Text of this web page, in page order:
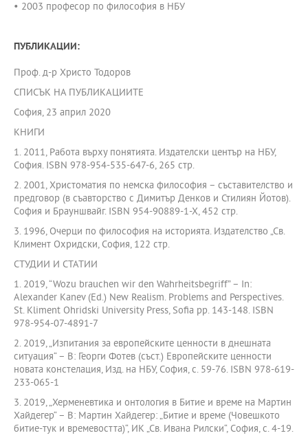
• 2003 професор по философия в НБУ
ПУБЛИКАЦИИ:
Проф. д-р Христо Тодоров
СПИСЪК НА ПУБЛИКАЦИИТЕ
София, 23 април 2020
КНИГИ
1. 2011, Работа върху понятията. Издателски център на НБУ,
София. ISBN 978-954-535-647-6, 265 стр.
2. 2001, Христоматия по немска философия – съставителство и
предговор (в съавторство с Димитър Денков и Стилиян Йотов).
София и Брауншвайг. ISBN 954-90889-1-X, 452 стр.
3. 1996, Очерци по философия на историята. Издателство „Св.
Климент Охридски, София, 122 стр.
СТУДИИ И СТАТИИ
1. 2019, “Wozu brauchen wir den Wahrheitsbegriff” – In:
Alexander Kanev (Ed.) New Realism. Problems and Perspectives.
St. Kliment Ohridski University Press, Sofia pp. 143-148. ISBN
978-954-07-4891-7
2. 2019, „Изпитания за европейските ценности в днешната
ситуация“ – В: Георги Фотев (съст.) Европейските ценности
новата констелация, Изд. на НБУ, София, с. 59-76. ISBN 978-619-
233-065-1
3. 2019, „Херменевтика и онтология в Битие и време на Мартин
Хайдегер“ – В: Мартин Хайдегер: „Битие и време (Човешкото
битие-тук и времевостта)“, ИК „Св. Ивана Рилски“, София, с. 4-19.